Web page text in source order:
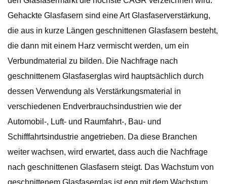
Gehackte Glasfasern sind eine Art Glasfaserverstärkung,
die aus in kurze Längen geschnittenen Glasfasern besteht,
die dann mit einem Harz vermischt werden, um ein
Verbundmaterial zu bilden. Die Nachfrage nach
geschnittenem Glasfaserglas wird hauptsächlich durch
dessen Verwendung als Verstärkungsmaterial in
verschiedenen Endverbrauchsindustrien wie der
Automobil-, Luft- und Raumfahrt-, Bau- und
Schifffahrtsindustrie angetrieben. Da diese Branchen
weiter wachsen, wird erwartet, dass auch die Nachfrage
nach geschnittenen Glasfasern steigt. Das Wachstum von
geschnittenem Glasfaserglas ist eng mit dem Wachstum